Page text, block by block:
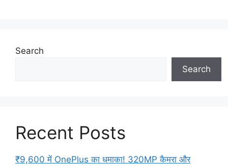
Search
Search
Recent Posts
₹9,600 में OnePlus का धमाका! 320MP कैमरा और